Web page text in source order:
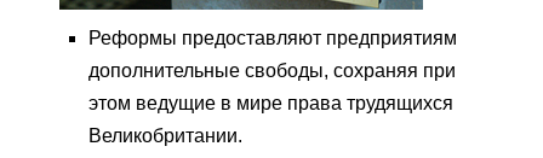
Реформы предоставляют предприятиям
дополнительные свободы, сохраняя при
этом ведущие в мире права трудящихся
Великобритании.